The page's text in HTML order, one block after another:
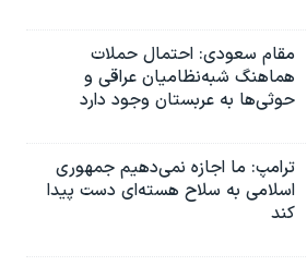
مقام سعودی: احتمال حملات
هماهنگ شبه‌نظامیان عراقی و
حوثی‌ها به عربستان وجود دارد
ترامپ: ما اجازه نمی‌دهیم جمهوری
اسلامی به سلاح هسته‌ای دست پیدا
کند